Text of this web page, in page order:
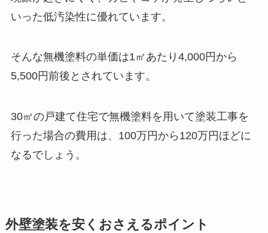
いった低汚染性に優れています。
そんな無機塗料の単価は1㎡あたり4,000円から
5,500円前後とされています。
30㎡の戸建て住宅で無機塗料を用いて塗装工事を
行った場合の費用は、100万円から120万円ほどに
なるでしょう。
外壁塗装を安くおさえるポイント